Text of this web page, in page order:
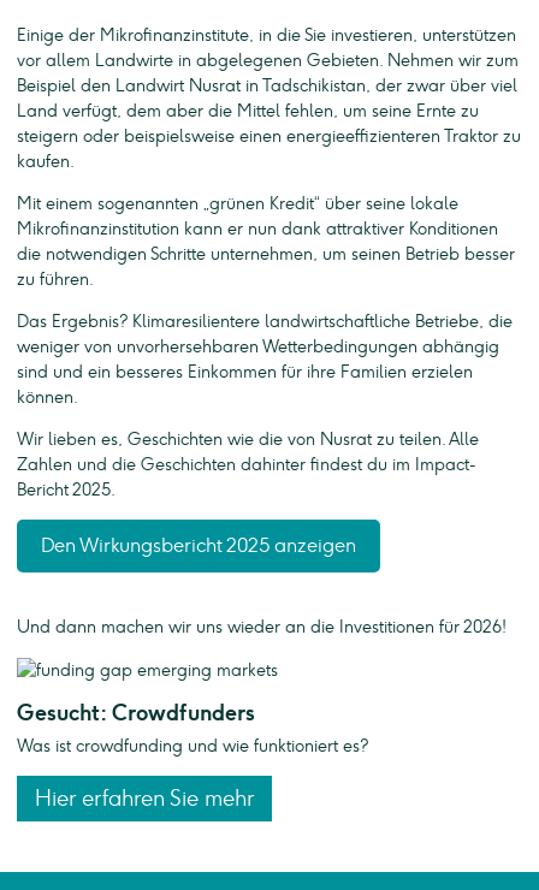
Einige der Mikrofinanzinstitute, in die Sie investieren, unterstützen
vor allem Landwirte in abgelegenen Gebieten. Nehmen wir zum
Beispiel den Landwirt Nusrat in Tadschikistan, der zwar über viel
Land verfügt, dem aber die Mittel fehlen, um seine Ernte zu
steigern oder beispielsweise einen energieeffizienteren Traktor zu
kaufen.
Mit einem sogenannten „grünen Kredit“ über seine lokale
Mikrofinanzinstitution kann er nun dank attraktiver Konditionen
die notwendigen Schritte unternehmen, um seinen Betrieb besser
zu führen.
Das Ergebnis? Klimaresilientere landwirtschaftliche Betriebe, die
weniger von unvorhersehbaren Wetterbedingungen abhängig
sind und ein besseres Einkommen für ihre Familien erzielen
können.
Wir lieben es, Geschichten wie die von Nusrat zu teilen. Alle
Zahlen und die Geschichten dahinter findest du im Impact-
Bericht 2025.
Den Wirkungsbericht 2025 anzeigen
Und dann machen wir uns wieder an die Investitionen für 2026!
Gesucht: Crowdfunders
Was ist crowdfunding und wie funktioniert es?
Hier erfahren Sie mehr